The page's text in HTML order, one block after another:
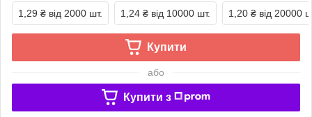
1,29 ₴ від 2000 шт. 1,24 ₴ від 10000 шт. 1,20 ₴ від 20000
Купити
або
Купити з